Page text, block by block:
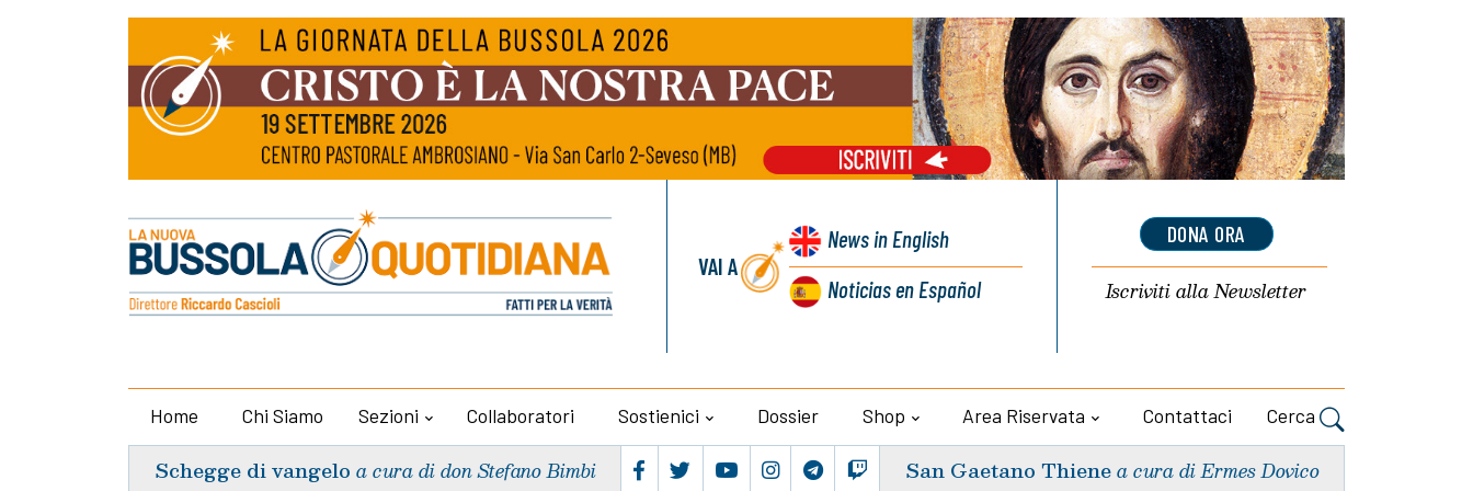
VAI A
Newsin English
Noticiasen Español
DONA ORA
Iscriviti allaNewsletter
Home Chi Siamo Sezioni Collaboratori Sostienici Dossier Shop Area Riservata Contattaci Cerca
Schegge di vangelo a cura di don Stefano Bimbi San Gaetano Thiene a cura di Ermes Dovico